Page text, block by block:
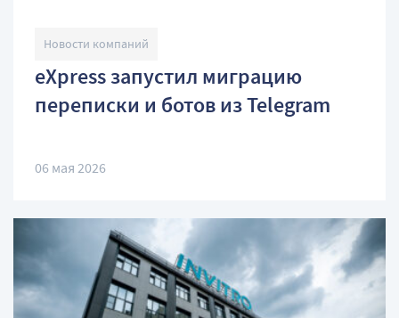
Новости компаний
eXpress запустил миграцию
переписки и ботов из Telegram
06 мая 2026